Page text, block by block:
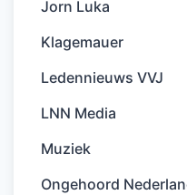
Jorn Luka
Klagemauer
Ledennieuws VVJ
LNN Media
Muziek
Ongehoord